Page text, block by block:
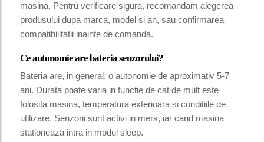
masina. Pentru verificare sigura, recomandam alegerea
produsului dupa marca, model si an, sau confirmarea
compatibilitatii inainte de comanda.
Ce autonomie are bateria senzorului?
Bateria are, in general, o autonomie de aproximativ 5-7
ani. Durata poate varia in functie de cat de mult este
folosita masina, temperatura exterioara si conditiile de
utilizare. Senzorii sunt activi in mers, iar cand masina
stationeaza intra in modul sleep.